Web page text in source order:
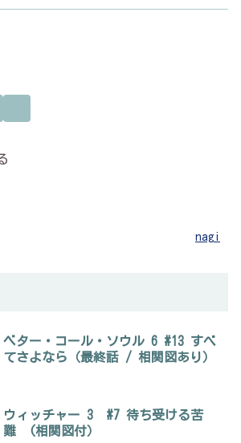
nagi
ベター・コール・ソウル 6 #13 すべ
てさよなら（最終話 / 相関図あり）
ウィッチャー 3 #7 待ち受ける苦
難 (相関図付）